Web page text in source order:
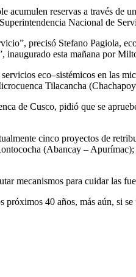
acumulen reservas a través
Nacional de
precisó Stefano Pagiola,
inaugurado esta mañana por
eco–sistémicos en las
Tilacancha
de Cusco, pidió que se
cinco proyectos de
(Abancay –
mecanismos para cuidar las
próximos 40 años, más aún, si